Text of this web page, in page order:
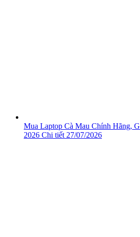
Mua Laptop Cà Mau Chính Hãng,
2026 Chi tiết 27/07/2026